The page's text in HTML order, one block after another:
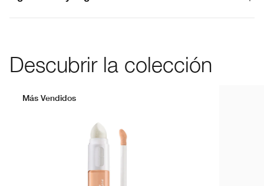
Descubrir la colección
Más Vendidos